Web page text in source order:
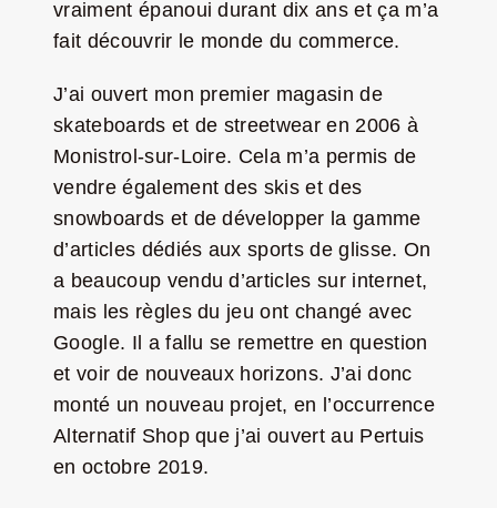
vraiment épanoui durant dix ans et ça m’a
fait découvrir le monde du commerce.
J’ai ouvert mon premier magasin de
skateboards et de streetwear en 2006 à
Monistrol-sur-Loire. Cela m’a permis de
vendre également des skis et des
snowboards et de développer la gamme
d’articles dédiés aux sports de glisse. On
a beaucoup vendu d’articles sur internet,
mais les règles du jeu ont changé avec
Google. Il a fallu se remettre en question
et voir de nouveaux horizons. J’ai donc
monté un nouveau projet, en l’occurrence
Alternatif Shop que j’ai ouvert au Pertuis
en octobre 2019.